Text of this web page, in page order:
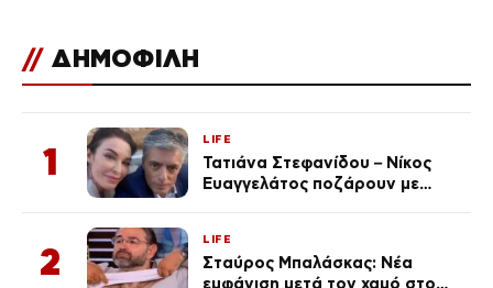
// ΔΗΜΟΦΙΛΗ
1
LIFE
Τατιάνα Στεφανίδου – Νίκος
Ευαγγελάτος ποζάρουν με
2
LIFE
Σταύρος Μπαλάσκας: Νέα
εμφάνιση μετά τον χαμό στο